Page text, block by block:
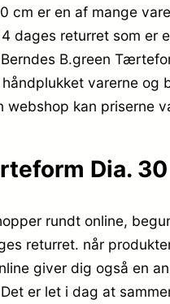
cm er en af mange
dages returret som er
B.green
varerne
webshop kan
Dia. 30
rundt online,
returret. når
giver dig også en
er let i dag at